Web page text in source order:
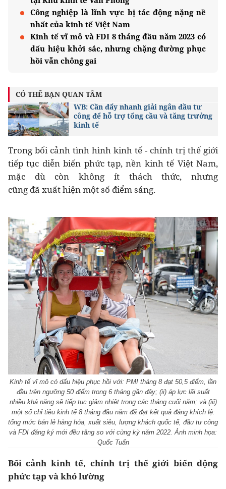
Công nghiệp là lĩnh vực bị tác động nặng nề
nhất của kinh tế Việt Nam
Kinh tế vĩ mô và FDI 8 tháng đầu năm 2023 có
dấu hiệu khởi sắc, nhưng chặng đường phục
hồi vẫn chông gai
CÓ THỂ BẠN QUAN TÂM
WB: Cần đẩy nhanh giải ngân đầu tư
công để hỗ trợ tổng cầu và tăng trưởng
kinh tế
Trong bối cảnh tình hình kinh tế - chính trị thế giới
tiếp tục diễn biến phức tạp, nền kinh tế Việt Nam,
mặc dù còn không ít thách thức, nhưng
cũng đã xuất hiện một số điểm sáng.
Kinh tế vĩ mô có dấu hiệu phục hồi với: PMI tháng 8 đạt 50,5 điểm, lần
đầu trên ngưỡng 50 điểm trong 6 tháng gần đây; (ii) áp lực lãi suất
nhiều khả năng sẽ tiếp tục giảm nhiệt trong các tháng cuối năm; và (iii)
một số chỉ tiêu kinh tế 8 tháng đầu năm đã đạt kết quả đáng khích lệ:
tổng mức bán lẻ hàng hóa, xuất siêu, lượng khách quốc tế, đầu tư công
và FDI đăng ký mới đều tăng so với cùng kỳ năm 2022. Ảnh minh họa:
Quốc Tuấn
Bối cảnh kinh tế, chính trị thế giới biến động
phức tạp và khó lường